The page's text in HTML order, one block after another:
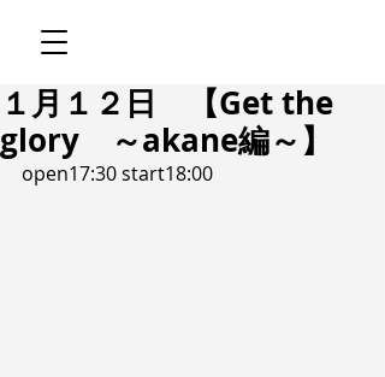
１月１２日 【Get the
glory ～akane編～】
open17:30 start18:00